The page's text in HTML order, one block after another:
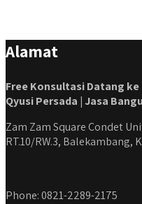
Alamat
Free Konsultasi Datang
Qyusi Persada | Jasa
Zam Zam Square Condet
RT.10/RW.3, Balekambang,
Phone: 0821-2289-2175